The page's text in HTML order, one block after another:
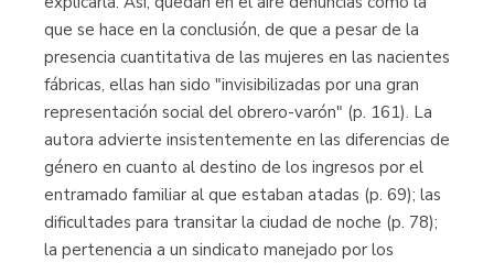
que se hace en la conclusión, de que a pesar de la
presencia cuantitativa de las mujeres en las nacientes
fábricas, ellas han sido "invisibilizadas por una gran
representación social del obrero-varón" (p. 161). La
autora advierte insis­tentemente en las diferencias de
género en cuanto al destino de los ingresos por el
entramado familiar al que estaban atadas (p. 69); las
dificultades para transitar la ciudad de noche (p. 78);
la pertenencia a un sindicato manejado por los